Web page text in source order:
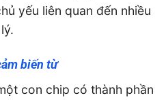
yếu liên quan đến nhiều
biến từ
con chip có thành phần